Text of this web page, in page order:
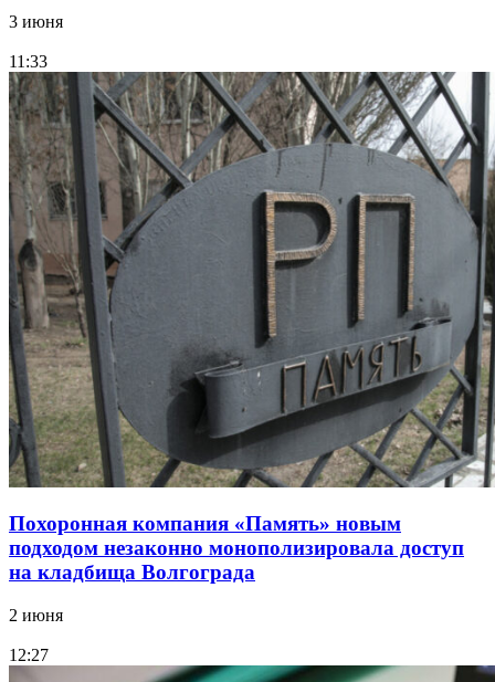
3 июня
11:33
Похоронная компания «Память» новым
подходом незаконно монополизировала доступ
на кладбища Волгограда
2 июня
12:27